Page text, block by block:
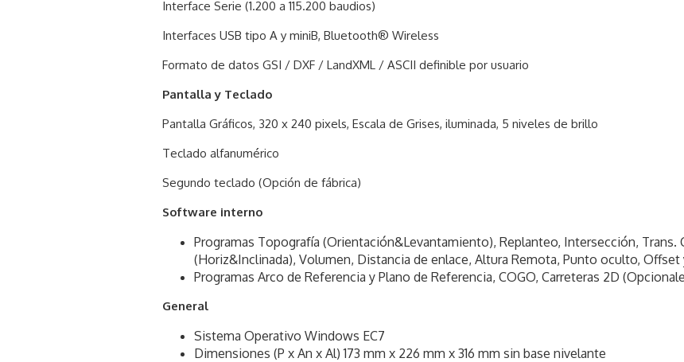
Interface Serie (1.200 a 115.200 baudios)
Interfaces USB tipo A y miniB, Bluetooth® Wireless
Formato de datos GSI / DXF / LandXML / ASCII definible por usuario
Pantalla y Teclado
Pantalla Gráficos, 320 x 240 pixels, Escala de Grises, iluminada, 5 niveles de brillo
Teclado alfanumérico
Segundo teclado (Opción de fábrica)
Software interno
Programas Topografía (Orientación&Levantamiento), Replanteo, Intersección, Trans.
(Horiz&Inclinada), Volumen, Distancia de enlace, Altura Remota, Punto oculto, Offset
Programas Arco de Referencia y Plano de Referencia, COGO, Carreteras 2D
General
Sistema Operativo Windows EC7
Dimensiones (P x An x Al) 173 mm x 226 mm x 316 mm sin base nivelante